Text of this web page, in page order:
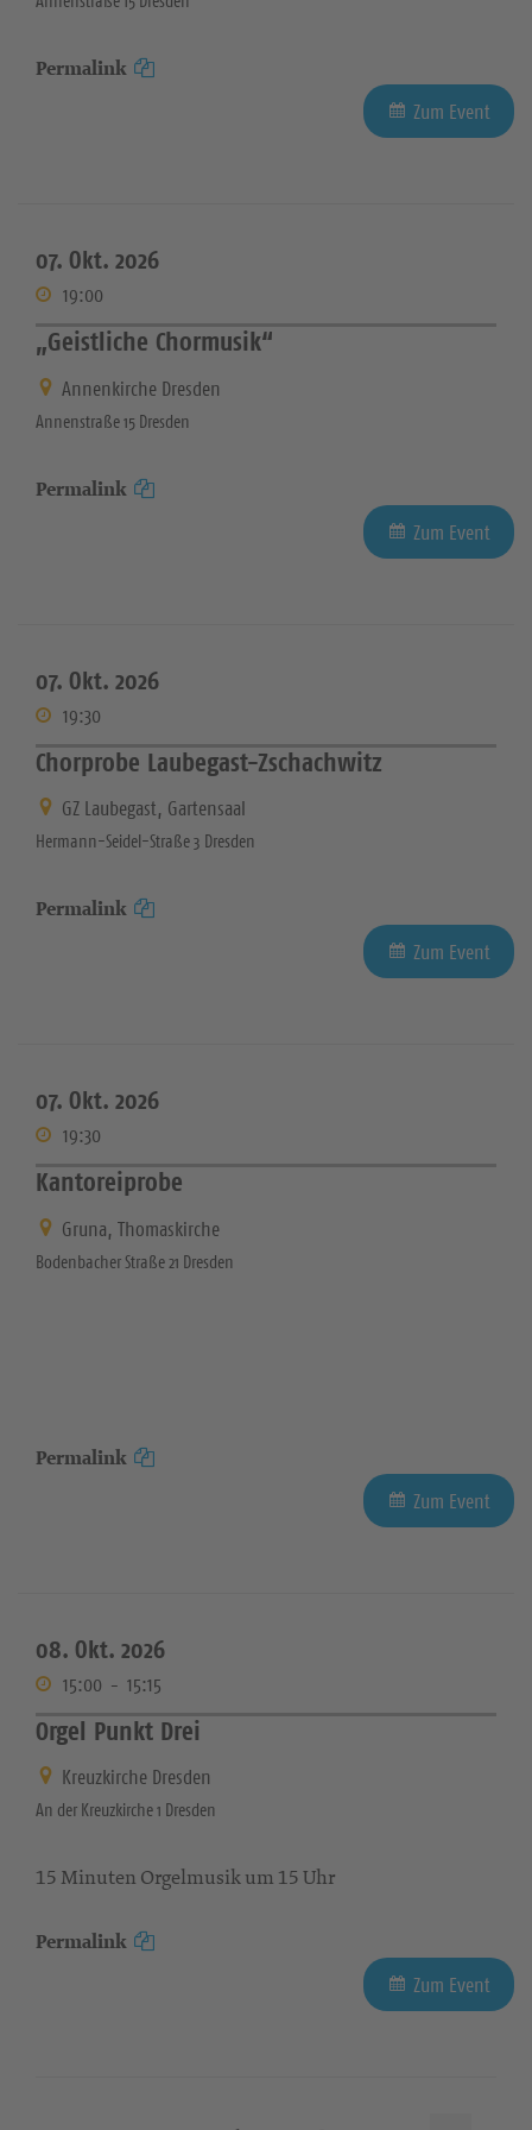
Permalink
Zum Event
07. Okt. 2026
19:00
„Geistliche Chormusik“
Annenkirche Dresden
Annenstraße 15 Dresden
Permalink
Zum Event
07. Okt. 2026
19:30
Chorprobe Laubegast-Zschachwitz
GZ Laubegast, Gartensaal
Hermann-Seidel-Straße 3 Dresden
Permalink
Zum Event
07. Okt. 2026
19:30
Kantoreiprobe
Gruna, Thomaskirche
Bodenbacher Straße 21 Dresden
Permalink
Zum Event
08. Okt. 2026
15:00 - 15:15
Orgel Punkt Drei
Kreuzkirche Dresden
An der Kreuzkirche 1 Dresden
15 Minuten Orgelmusik um 15 Uhr
Permalink
Zum Event